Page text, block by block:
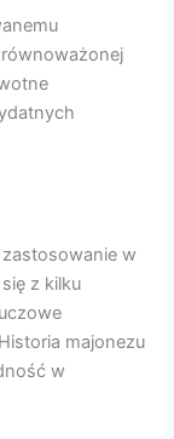
w
z kilku
majonezu
w